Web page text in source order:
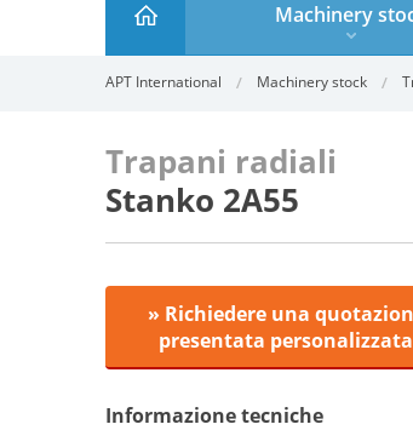
Machinery
APT International Machinery stock
Trapani radiali
Stanko 2A55
» Richiedere una
presentata personalizzata
Informazione tecniche